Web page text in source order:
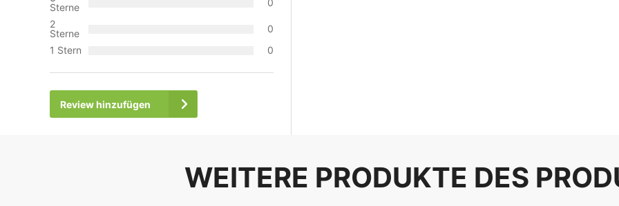
Sterne
0
2
Sterne
0
1 Stern
0
Review hinzufügen
WEITERE PRODUKTE DES